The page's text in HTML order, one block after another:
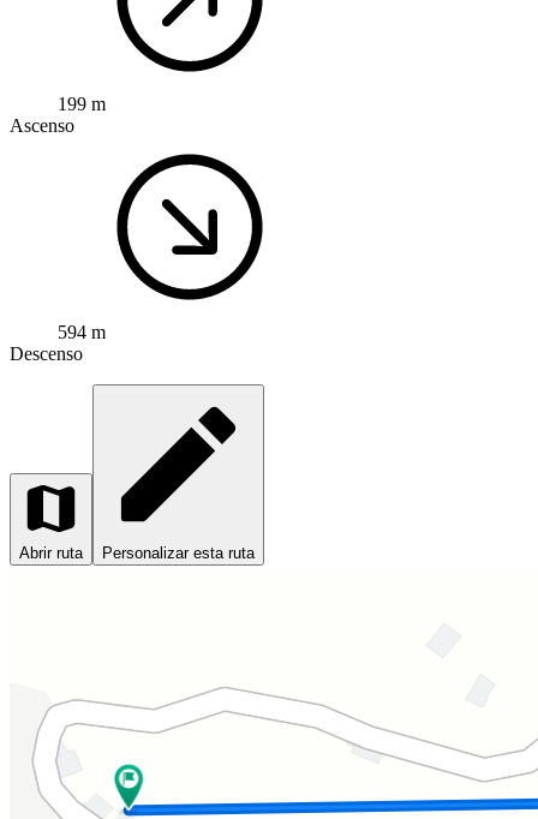
199 m
Ascenso
594 m
Descenso
Abrir ruta Personalizar esta ruta